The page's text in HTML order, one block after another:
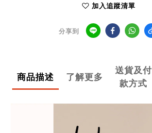
加入追蹤清單
分享到
商品描述 了解更多
送貨及付
款方式